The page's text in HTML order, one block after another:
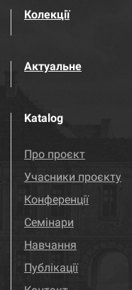
Колекції
Актуальне
Katalog
Про проєкт
Учасники проєкту
Конференції
Семінари
Навчання
Публікації